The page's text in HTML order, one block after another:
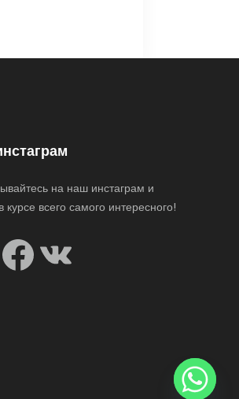
на наш инстаграм и
курсе всего самого интересного!
Facebook
VK